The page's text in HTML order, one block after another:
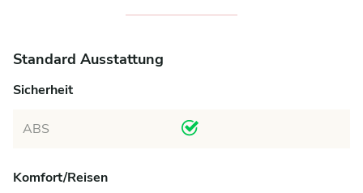
Standard Ausstattung
Sicherheit
ABS
Komfort/Reisen